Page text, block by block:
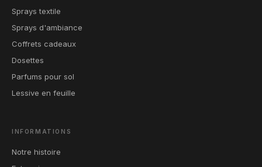
Sprays textile
Sprays d'ambiance
Coffrets cadeaux
Dosettes
Parfums pour sol
Lessive en feuille
INFORMATIONS
Notre histoire